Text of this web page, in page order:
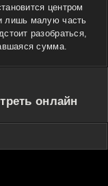
центром
лишь малую часть
разобраться,
сумма.
онлайн